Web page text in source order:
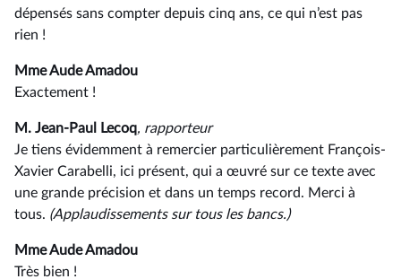
dépensés sans compter depuis cinq ans, ce qui n’est pas
rien !
Mme Aude Amadou
Exactement !
M. Jean-Paul Lecoq, rapporteur
Je tiens évidemment à remercier particulièrement François-
Xavier Carabelli, ici présent, qui a œuvré sur ce texte avec
une grande précision et dans un temps record. Merci à
tous. (Applaudissements sur tous les bancs.)
Mme Aude Amadou
Très bien !